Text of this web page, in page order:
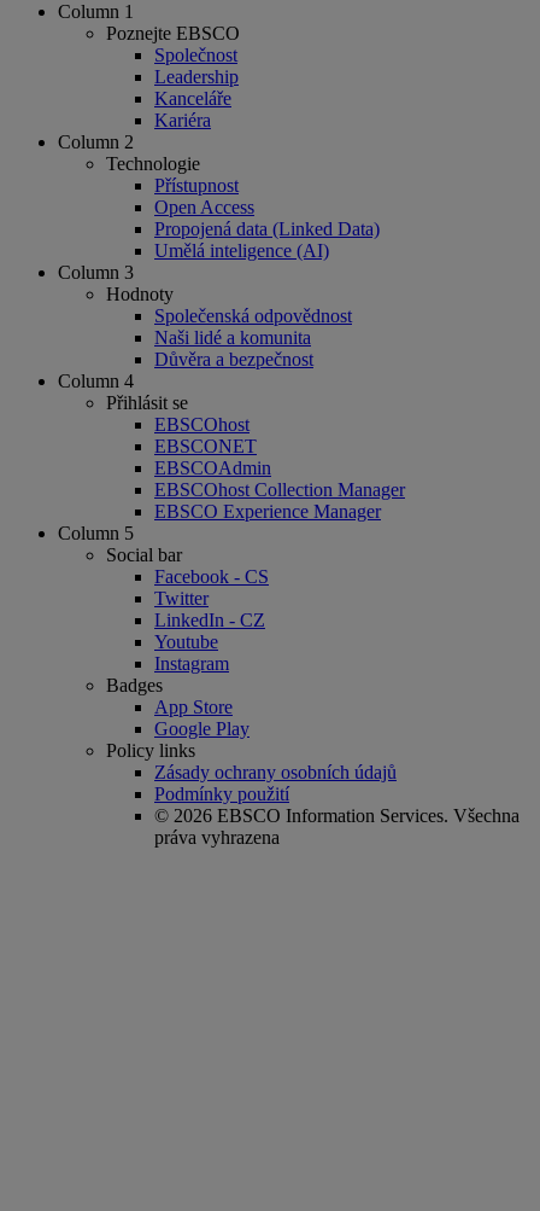
Column 1
Poznejte EBSCO
Společnost
Leadership
Kanceláře
Kariéra
Column 2
Technologie
Přístupnost
Open Access
Propojená data (Linked Data)
Umělá inteligence (AI)
Column 3
Hodnoty
Společenská odpovědnost
Naši lidé a komunita
Důvěra a bezpečnost
Column 4
Přihlásit se
EBSCOhost
EBSCONET
EBSCOAdmin
EBSCOhost Collection Manager
EBSCO Experience Manager
Column 5
Social bar
Facebook - CS
Twitter
LinkedIn - CZ
Youtube
Instagram
Badges
App Store
Google Play
Policy links
Zásady ochrany osobních údajů
Podmínky použití
© 2026 EBSCO Information Services. Všechna
práva vyhrazena